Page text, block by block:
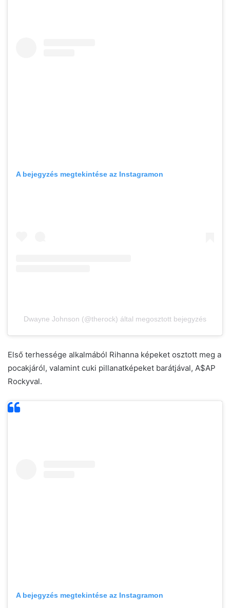
A bejegyzés megtekintése az Instagramon
Dwayne Johnson (@therock) által megosztott bejegyzés
Első terhessége alkalmából Rihanna képeket osztott meg a
pocakjáról, valamint cuki pillanatképeket barátjával, A$AP
Rockyval.
A bejegyzés megtekintése az Instagramon